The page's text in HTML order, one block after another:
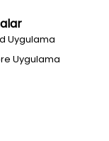
Uygulama
Uygulama